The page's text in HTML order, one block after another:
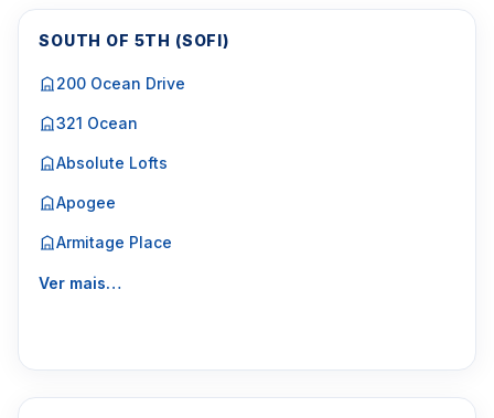
SOUTH OF 5TH (SOFI)
200 Ocean Drive
321 Ocean
Absolute Lofts
Apogee
Armitage Place
Ver mais…